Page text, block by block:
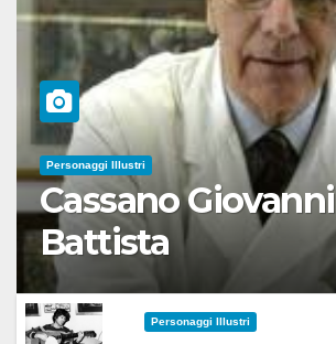
Personaggi Illustri
Cassano Giovanni
Battista
Personaggi Illustri